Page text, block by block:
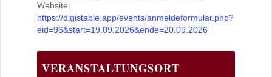
Website:
https://digistable.app/events/anmeldeformular.php?
eid=96&start=19.09.2026&ende=20.09.2026
VERANSTALTUNGSORT